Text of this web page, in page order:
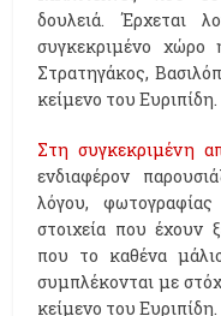
δουλειά. Έρχεται
συγκεκριμένο χώρο
Στρατηγάκος,
κείμενο του Ευριπίδη.
Στη συγκεκριμένη
ενδιαφέρον
λόγου,
στοιχεία που έχουν
που το καθένα
συμπλέκονται με
κείμενο του Ευριπίδη.